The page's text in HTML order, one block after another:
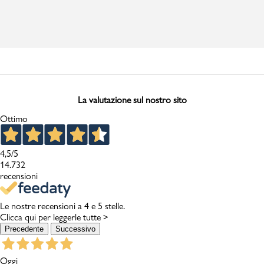
La valutazione sul nostro sito
Ottimo
4,5/5
14.732
recensioni
Le nostre recensioni a 4 e 5 stelle.
Clicca qui per leggerle tutte >
Precedente Successivo
Oggi